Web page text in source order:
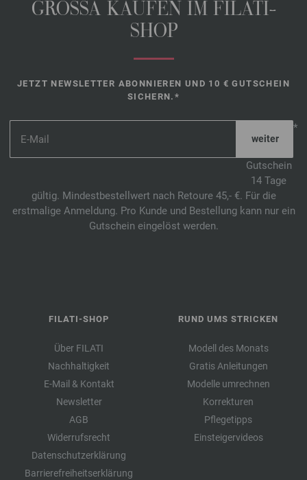
GROSSA KAUFEN IM FILATI-
SHOP
JETZT NEWSLETTER ABONNIEREN UND 10 € GUTSCHEIN
SICHERN.*
*
Gutschein
14 Tage
gültig. Mindestbestellwert nach Retoure 45,- €. Für die
erstmalige Anmeldung. Pro Kunde und Bestellung kann nur ein
Gutschein eingelöst werden.
FILATI-SHOP
Über FILATI
Nachhaltigkeit
E-Mail & Kontakt
Newsletter
AGB
Widerrufsrecht
Datenschutzerklärung
Barrierefreiheitserklärung
RUND UMS STRICKEN
Modell des Monats
Gratis Anleitungen
Modelle umrechnen
Korrekturen
Pflegetipps
Einsteigervideos